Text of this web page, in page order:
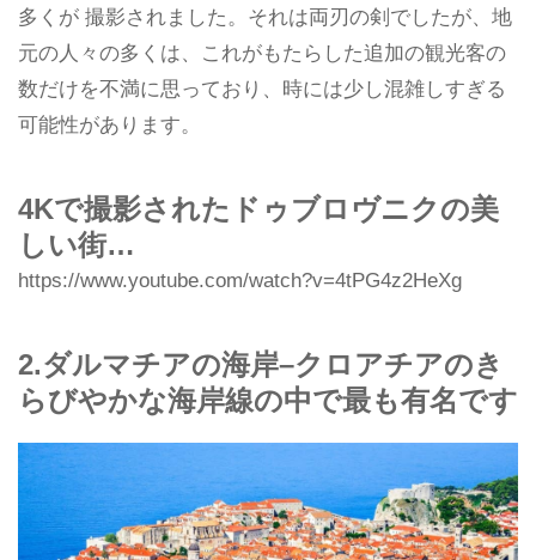
多くが 撮影されました。それは両刃の剣でしたが、地
元の人々の多くは、これがもたらした追加の観光客の
数だけを不満に思っており、時には少し混雑しすぎる
可能性があります。
4Kで撮影されたドゥブロヴニクの美
しい街…
https://www.youtube.com/watch?v=4tPG4z2HeXg
2.ダルマチアの海岸–クロアチアのき
らびやかな海岸線の中で最も有名です